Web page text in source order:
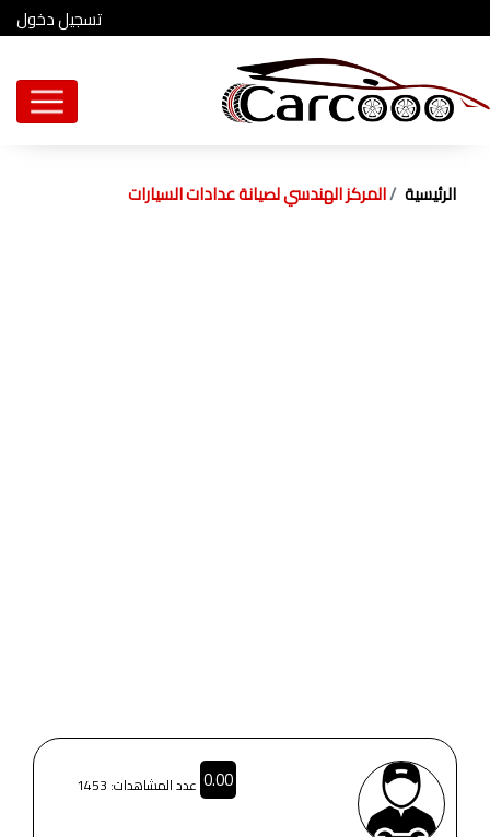
تسجيل دخول
الرئيسية المركز الهندسي لصيانة عدادات السيارات
0.00 عدد المشاهدات: 1453